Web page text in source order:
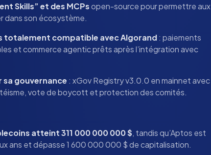
Skills” et des MCPsopen-source pour permettre aux
dans son écosystème.
totalement compatible avec Algorand: paiements
et commerce agentic prêts après l’intégration avec
sa gouvernance : xGov Registry v3.0.0 en mainnet avec
vote de boycott et protection des comités.
atteint 311 000 000 000 $, tandis qu’Aptos est
ans et dépasse 1 600 000 000 $ de capitalisation.